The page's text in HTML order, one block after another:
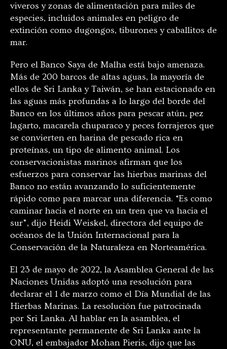
viveros y zonas de alimentación para miles de
especies, incluidos animales en peligro de
extinción como dugongos, tiburones y caballitos de
mar.
Pero el Banco Saya de Malha está bajo amenaza.
Más de 200 barcos de altas aguas, la mayoría de
ellos de Sri Lanka y Taiwán, se han estacionado en
las aguas más profundas a lo largo del borde del
Banco en los últimos años para pescar atún, pez
lagarto, macarela chuparaco y peces forrajeros que
se convierten en harina de pescado rica en
proteínas, un tipo de alimento animal. Los
conservacionistas marinos afirman que los
esfuerzos para conservar las hierbas marinas del
Banco no están avanzando lo suficientemente
rápido como para marcar una diferencia. “Es como
caminar hacia el norte en un tren que va hacia el
sur”, dijo Heidi Weiskel, directora del equipo de
océanos de la Unión Internacional para la
Conservación de la Naturaleza en Norteamérica.
El 23 de mayo de 2022, la Asamblea General de las
Naciones Unidas adoptó una resolución para
declarar el 1 de marzo como el Día Mundial de las
Hierbas Marinas. La resolución fue patrocinada
por Sri Lanka. Al hablar en la asamblea, el
representante permanente de Sri Lanka ante la
ONU, el embajador Mohan Pieris, dijo que las